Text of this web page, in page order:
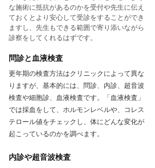
な施術に抵抗があるのかを受付や先生に伝え
ておくとより安心して受診をすることができ
ますし、先生もできる範囲で寄り添いながら
診察をしてくれるはずです。
問診と血液検査
更年期の検査方法はクリニックによって異な
りますが、基本的には、問診、内診、超音波
検査や細胞診、血液検査です。「血液検査」
では採血をして、ホルモンレベルや、コレス
テロール値をチェックし、体にどんな変化が
起こっているのかを調べます。
内診や超音波検査